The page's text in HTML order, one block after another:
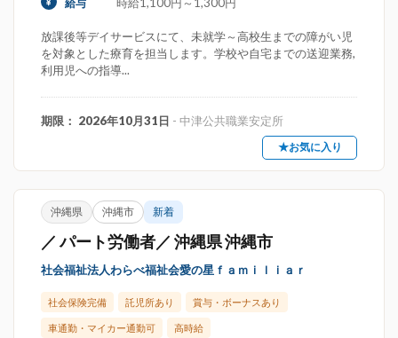
給与
放課後等デイサービスにて、未就学～高校生までの障がい児
を対象とした療育を担当します。学校や自宅までの送迎業務,
利用児への指導...
期限： 2026年10月31日 - 中津公共職業安定所
★お気に入り
沖縄県 沖縄市 新着
／ パート労働者／ 沖縄県 沖縄市
社会福祉法人わらべ福祉会愛の星ｆａｍｉｌｉａｒ
社会保険完備 託児所あり 賞与・ボーナスあり
車通勤・マイカー通勤可 高時給